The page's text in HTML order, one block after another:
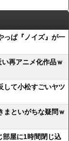
っぱ『ノイズ』が一
再アニメ化作品ｗ
して小松すごいヤツ
まといがちな疑問ｗ
部屋に1時間閉じ込